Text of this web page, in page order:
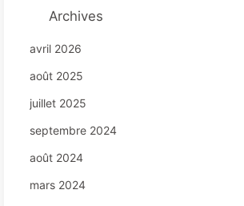
Archives
avril 2026
août 2025
juillet 2025
septembre 2024
août 2024
mars 2024